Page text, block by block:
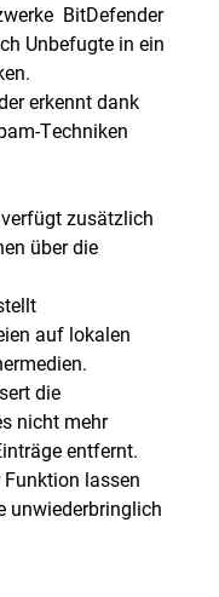
 BitDefender
Unbefugte in ein
erkennt dank
Techniken
zusätzlich
über die
auf lokalen
die
nicht mehr
entfernt.
Funktion lassen
unwiederbringlich